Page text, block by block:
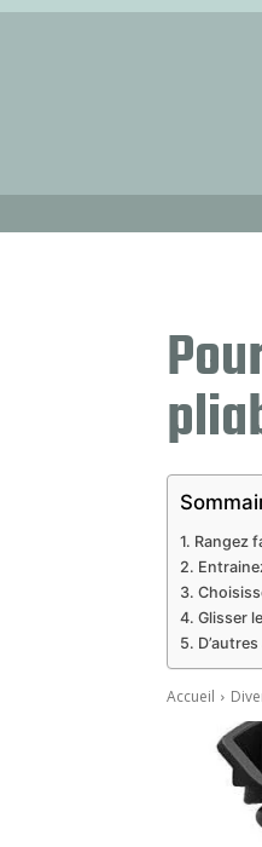
Rangez
Glisser
Accueil